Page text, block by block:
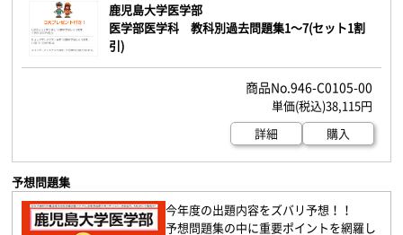
鹿児島大学医学部
医学部医学科 教科別過去問題集1～7(セット1割
引)
946-C0105-00
38,115円
詳細
購入
予想問題集
今年度の出題内容をズバリ予想！！
予想問題集の中に重要ポイントを網羅し